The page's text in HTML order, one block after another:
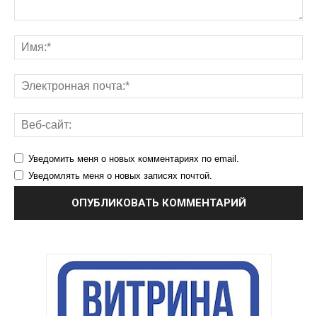
Уведомить меня о новых комментариях по email.
Уведомлять меня о новых записях почтой.